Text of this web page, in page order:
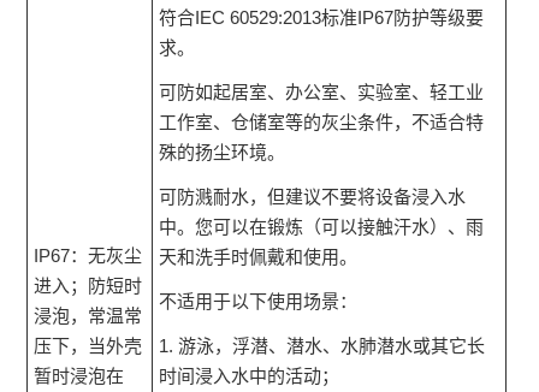
IP67：无灰尘
进入；防短时
浸泡，常温常
压下，当外壳
暂时浸泡在
符合IEC 60529:2013标准IP67防护等级要
求。
可防如起居室、办公室、实验室、轻工业
工作室、仓储室等的灰尘条件，不适合特
殊的扬尘环境。
可防溅耐水，但建议不要将设备浸入水
中。您可以在锻炼（可以接触汗水）、雨
天和洗手时佩戴和使用。
不适用于以下使用场景：
1. 游泳，浮潜、潜水、水肺潜水或其它长
时间浸入水中的活动；